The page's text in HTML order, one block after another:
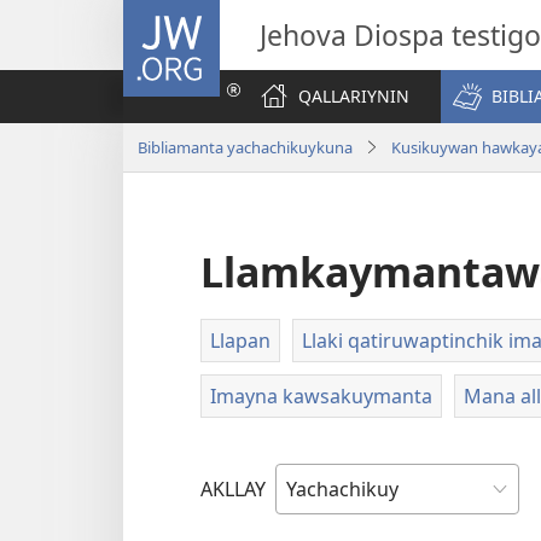
JW.ORG
Jehova Diospa
QALLARIYNIN
Bibliamanta yachachikuykuna Kusikuywan
Llapan Llaki qatiruwaptinchik
Imayna kawsakuymanta Mana
AKLLAY